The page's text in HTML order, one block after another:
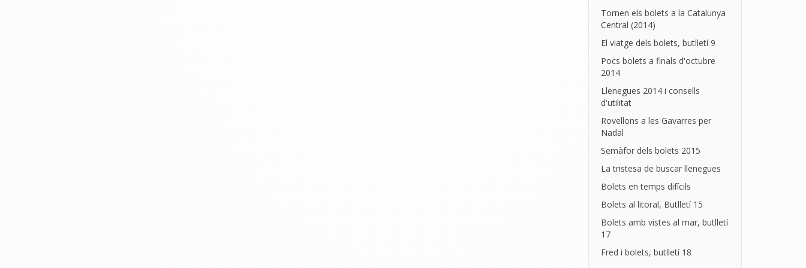
Tornen els bolets a la Catalunya
Central (2014)
El viatge dels bolets, butlletí 9
Pocs bolets a finals d'octubre
2014
Llenegues 2014 i consells
d'utilitat
Rovellons a les Gavarres per
Nadal
Semàfor dels bolets 2015
La tristesa de buscar llenegues
Bolets en temps difícils
Bolets al litoral, Butlletí 15
Bolets amb vistes al mar, butlletí
17
Fred i bolets, butlletí 18